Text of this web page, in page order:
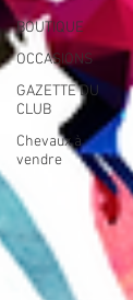
BOUTIQUE
OCCASIONS
GAZETTE DU
CLUB
Chevaux à
vendre